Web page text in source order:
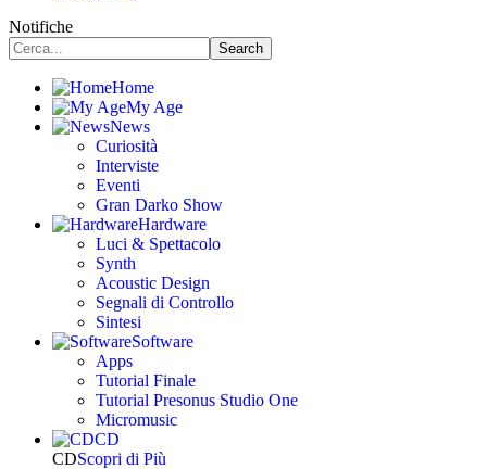
Notifiche
Home
My Age
News
Curiosità
Interviste
Eventi
Gran Darko Show
Hardware
Luci & Spettacolo
Synth
Acoustic Design
Segnali di Controllo
Sintesi
Software
Apps
Tutorial Finale
Tutorial Presonus Studio One
Micromusic
CD
CDScopri di Più